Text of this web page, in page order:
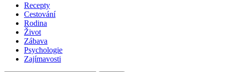
Recepty
Cestování
Rodina
Život
Zábava
Psychologie
Zajímavosti